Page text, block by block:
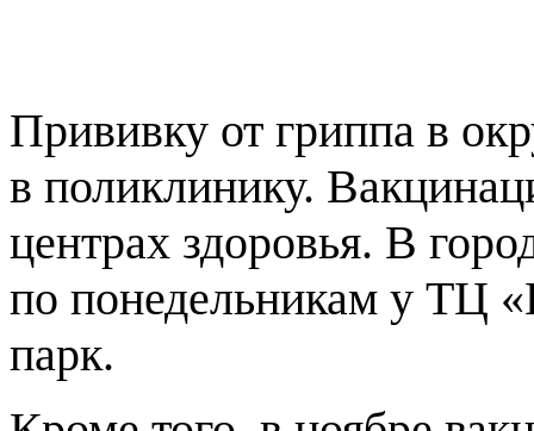
Прививку от гриппа в
в поликлинику.
центрах здоровья. В
по понедельникам у ТЦ
парк.